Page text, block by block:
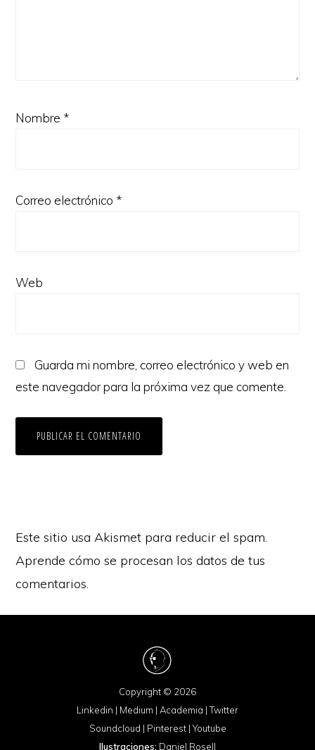
Nombre *
Correo electrónico *
Web
Guarda mi nombre, correo electrónico y web en
este navegador para la próxima vez que comente.
Este sitio usa Akismet para reducir el spam.
Aprende cómo se procesan los datos de tus
comentarios.
Copyright © 2026
Linkedin | Medium | Academia |Twitter
Soundcloud | Pinterest|Youtube
Ilustraciones: Daniel Rosell